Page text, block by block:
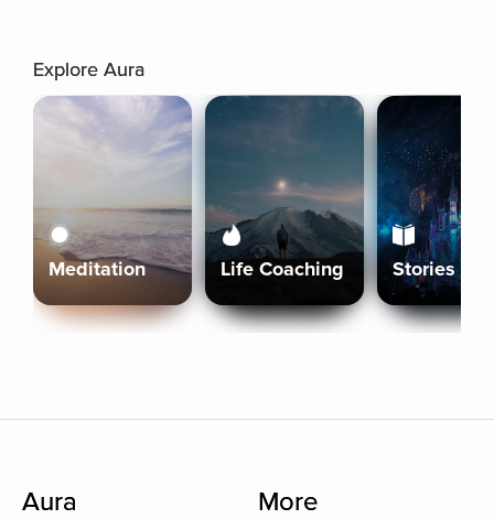
Explore Aura
Meditation Life Coaching Stories
Aura More